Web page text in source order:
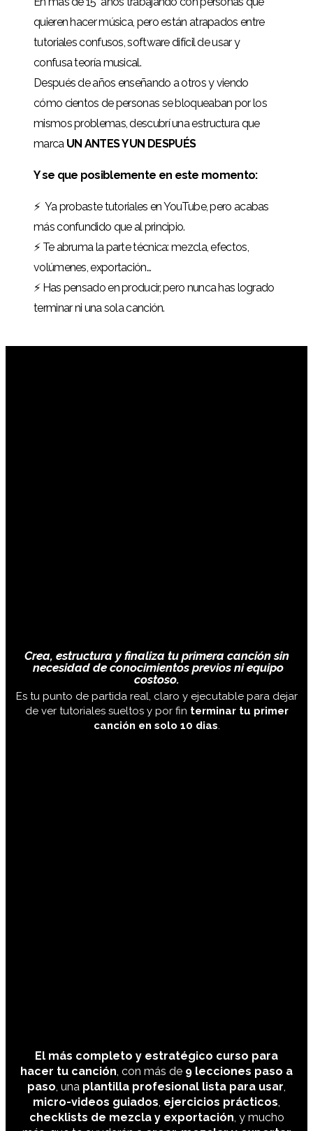
quieren hacer música, pero están atrapados entre
tutoriales confusos, software difícil de usar y
confusa teoría musical.
Después de años enseñando a otros y viendo
cómo cientos de personas se bloqueaban por los
mismos problemas, descubrí una estructura que
marca UN ANTES Y UN DESPUÉS
Y se que posiblemente en este momento:
⚡️Ya probaste tutoriales en YouTube, pero acabas
más confundido que al principio.
⚡️ Te abruma la parte técnica: mezcla, efectos,
volúmenes, exportación…
⚡️ Has pensado en producir, pero nunca has logrado
terminar ni una sola canción.
Crea, estructura y finaliza tu primera canción sin
necesidad de conocimientos previos ni equipo
costoso.
Es tu punto de partida real, claro y ejecutable para dejar
de ver tutoriales sueltos y por fin terminar tu primer
canción en solo 10 dias.
El más completo y estratégico curso para
hacer tu canción, con más de 9 lecciones paso a
paso, una plantilla profesional lista para usar,
micro-videos guiados, ejercicios prácticos,
checklists de mezcla y exportación, y mucho